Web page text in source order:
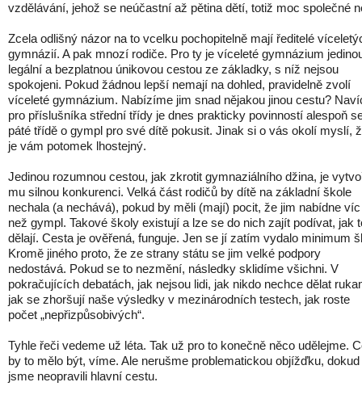
vzdělávání, jehož se neúčastní až pětina dětí, totiž moc společné
Zcela odlišný názor na to vcelku pochopitelně mají ředitelé
gymnázií. A pak mnozí rodiče. Pro ty je víceleté gymnázium
legální a bezplatnou únikovou cestou ze základky, s níž nejsou
spokojeni. Pokud žádnou lepší nemají na dohled, pravidelně zvolí
víceleté gymnázium. Nabízíme jim snad nějakou jinou cestu?
pro příslušníka střední třídy je dnes prakticky povinností alespoň
páté třídě o gympl pro své dítě pokusit. Jinak si o vás okolí myslí,
je vám potomek lhostejný.
Jedinou rozumnou cestou, jak zkrotit gymnaziálního džina, je
mu silnou konkurenci. Velká část rodičů by dítě na základní škole
nechala (a nechává), pokud by měli (mají) pocit, že jim nabídne víc
než gympl. Takové školy existují a lze se do nich zajít podívat, jak
dělají. Cesta je ověřená, funguje. Jen se jí zatím vydalo minimum
Kromě jiného proto, že ze strany státu se jim velké podpory
nedostává. Pokud se to nezmění, následky sklidíme všichni. V
pokračujících debatách, jak nejsou lidi, jak nikdo nechce dělat
jak se zhoršují naše výsledky v mezinárodních testech, jak roste
počet „nepřizpůsobivých“.
Tyhle řeči vedeme už léta. Tak už pro to konečně něco udělejme.
by to mělo být, víme. Ale nerušme problematickou objížďku, dokud
jsme neopravili hlavní cestu.